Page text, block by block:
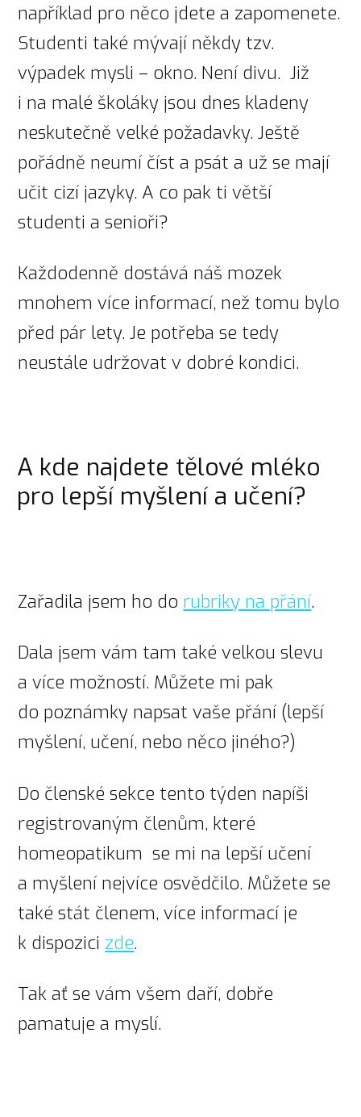
například pro něco jdete a zapomenete.
Studenti také mývají někdy tzv.
výpadek mysli – okno. Není divu. Již
i na malé školáky jsou dnes kladeny
neskutečně velké požadavky. Ještě
pořádně neumí číst a psát a už se mají
učit cizí jazyky. A co pak ti větší
studenti a senioři?
Každodenně dostává náš mozek
mnohem více informací, než tomu bylo
před pár lety. Je potřeba se tedy
neustále udržovat v dobré kondici.
A kde najdete tělové mléko
pro lepší myšlení a učení?
Zařadila jsem ho do rubriky na přání.
Dala jsem vám tam také velkou slevu
a více možností. Můžete mi pak
do poznámky napsat vaše přání (lepší
myšlení, učení, nebo něco jiného?)
Do členské sekce tento týden napíši
registrovaným členům, které
homeopatikum se mi na lepší učení
a myšlení nejvíce osvědčilo. Můžete se
také stát členem, více informací je
k dispozici zde.
Tak ať se vám všem daří, dobře
pamatuje a myslí.